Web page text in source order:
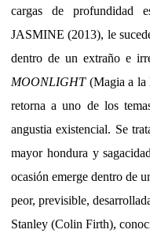
cargas de profundidad
JASMINE (2013), le
dentro de un extraño e
MOONLIGHT(Magia a la
retorna a uno de los
angustia existencial. Se
mayor hondura y
ocasión emerge dentro de
peor, previsible,
Stanley (Colin Firth),